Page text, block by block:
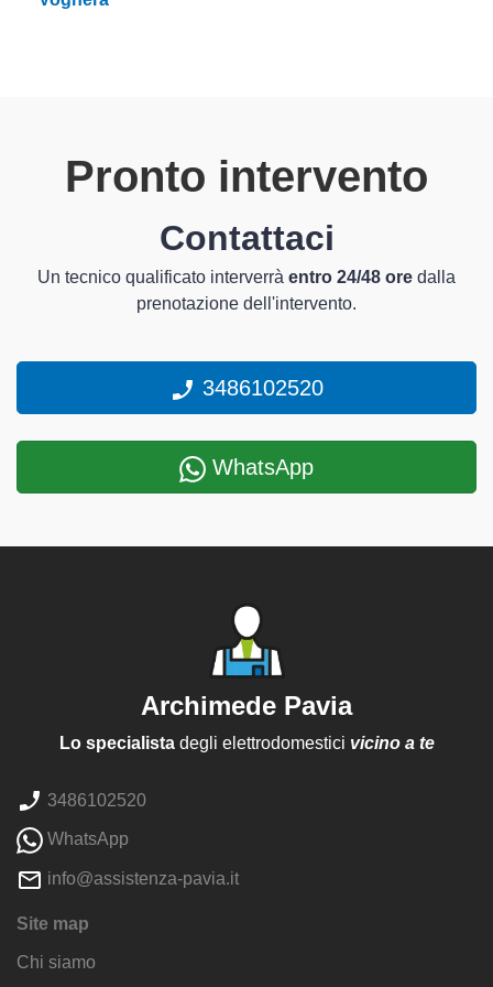
Pronto intervento
Contattaci
Un tecnico qualificato interverrà entro 24/48 ore dalla
prenotazione dell'intervento.
3486102520
WhatsApp
Archimede Pavia
Lo specialistadegli elettrodomestici vicino a te
3486102520
WhatsApp
info@assistenza-pavia.it
Site map
Chi siamo